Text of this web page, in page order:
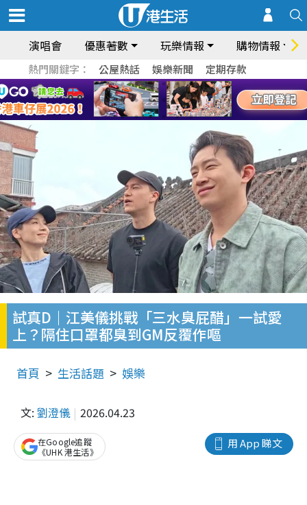
演唱會 優惠著數 玩樂情報 購物情報
熱門關鍵字： 公屋熱話 娛樂新聞 定期存款
試真D｜江美儀挑戰「三水臭屁醋」一試愛
上？隔住口罩都臭到GM反覆作嘔
首頁 生活話題 娛樂
文: 劉澄儀 2026.04.23
用 App 睇文
在Google追蹤
《UHK 港生活》